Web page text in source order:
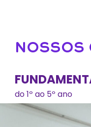
NOSSOS
do 1º ao 5º ano